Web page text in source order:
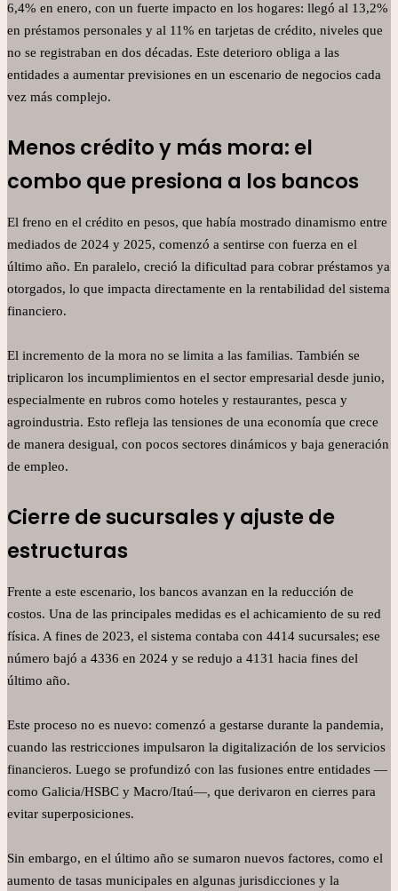
6,4% en enero, con un fuerte impacto en los hogares: llegó al 13,2%
en préstamos personales y al 11% en tarjetas de crédito, niveles que
no se registraban en dos décadas. Este deterioro obliga a las
entidades a aumentar previsiones en un escenario de negocios cada
vez más complejo.
Menos crédito y más mora: el
combo que presiona a los bancos
El freno en el crédito en pesos, que había mostrado dinamismo entre
mediados de 2024 y 2025, comenzó a sentirse con fuerza en el
último año. En paralelo, creció la dificultad para cobrar préstamos ya
otorgados, lo que impacta directamente en la rentabilidad del sistema
financiero.
El incremento de la mora no se limita a las familias. También se
triplicaron los incumplimientos en el sector empresarial desde junio,
especialmente en rubros como hoteles y restaurantes, pesca y
agroindustria. Esto refleja las tensiones de una economía que crece
de manera desigual, con pocos sectores dinámicos y baja generación
de empleo.
Cierre de sucursales y ajuste de
estructuras
Frente a este escenario, los bancos avanzan en la reducción de
costos. Una de las principales medidas es el achicamiento de su red
física. A fines de 2023, el sistema contaba con 4414 sucursales; ese
número bajó a 4336 en 2024 y se redujo a 4131 hacia fines del
último año.
Este proceso no es nuevo: comenzó a gestarse durante la pandemia,
cuando las restricciones impulsaron la digitalización de los servicios
financieros. Luego se profundizó con las fusiones entre entidades —
como Galicia/HSBC y Macro/Itaú—, que derivaron en cierres para
evitar superposiciones.
Sin embargo, en el último año se sumaron nuevos factores, como el
aumento de tasas municipales en algunas jurisdicciones y la